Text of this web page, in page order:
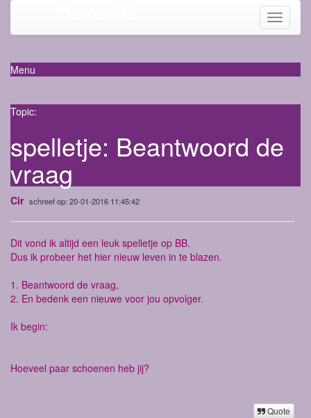
Toggle
Menu
Topic:
spelletje: Beantwoord de
vraag
Cir schreef op: 20-01-2016 11:45:42
Dit vond ik altijd een leuk spelletje op BB.
Dus ik probeer het hier nieuw leven in te blazen.
1. Beantwoord de vraag,
2. En bedenk een nieuwe voor jou opvolger.
Ik begin:
Hoeveel paar schoenen heb jij?
Quote